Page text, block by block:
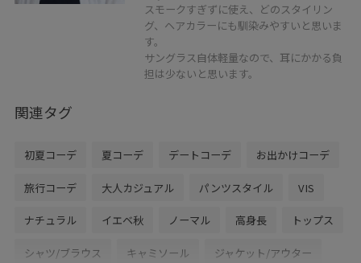
スモークすぎずに使え、どのスタイリン
グ、ヘアカラーにも馴染みやすいと思いま
す。
サングラス自体軽量なので、耳にかかる負
担は少ないと思います。
関連タグ
初夏コーデ 夏コーデ デートコーデ お出かけコーデ
旅行コーデ 大人カジュアル パンツスタイル VIS
ナチュラル イエベ秋 ノーマル 高身長 トップス
シャツ/ブラウス キャミソール ジャケット/アウター